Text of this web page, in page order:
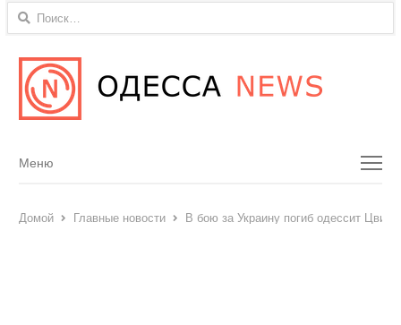
Найти:
Menu
Меню
Домой Главные новости В бою за Украину погиб одессит Цви